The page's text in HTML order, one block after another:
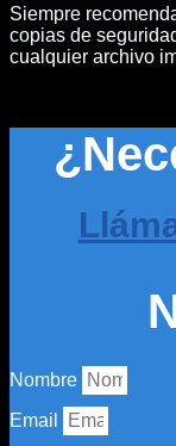
Siempre
copias de
cualquier archivo
Nombre
Email